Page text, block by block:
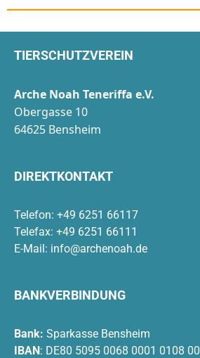
TIERSCHUTZVEREIN
Arche Noah Teneriffa e.V.
Obergasse 10
64625 Bensheim
DIREKTKONTAKT
Telefon: +49 6251 66117
Telefax: +49 6251 66111
E-Mail: info@archenoah.de
BANKVERBINDUNG
Bank: Sparkasse Bensheim
IBAN: DE80 5095 0068 0001 0108 00